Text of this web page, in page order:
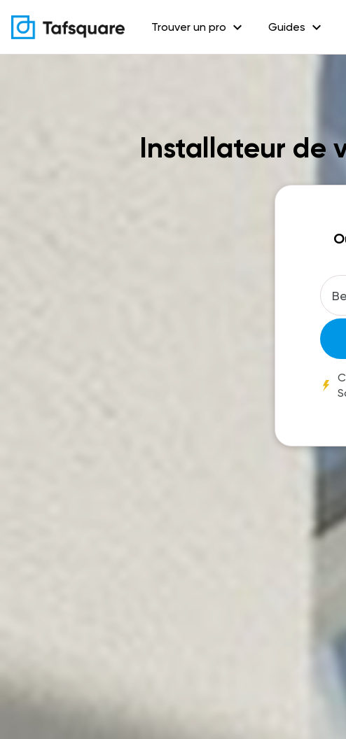
Trouver un pro expand_more Guides expand_more
Installateur de